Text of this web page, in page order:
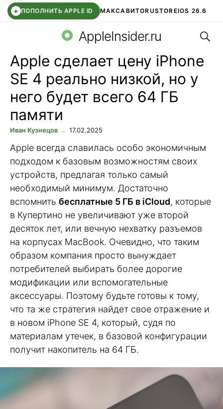
+ ПОПОЛНИТЬ APPLE ID МАКСАВИТОRUSTOREIOS 26.6
СБЕР КИДС ВТБ ОНЛАЙН ЧАТ В ROBLOX
AppleInsider.ru
Apple сделает цену iPhone
SE 4 реально низкой, но у
него будет всего 64 ГБ
памяти
Иван Кузнецов 17.02.2025
Apple всегда славилась особо экономичным
подходом к базовым возможностям своих
устройств, предлагая только самый
необходимый минимум. Достаточно
вспомнить бесплатные 5 ГБ в iCloud, которые
в Купертино не увеличивают уже второй
десяток лет, или вечную нехватку разъемов
на корпусах MacBook. Очевидно, что таким
образом компания просто вынуждает
потребителей выбирать более дорогие
модификации или вспомогательные
аксессуары. Поэтому будьте готовы к тому,
что та же стратегия найдет свое отражение и
в новом iPhone SE 4, который, судя по
материалам утечек, в базовой конфигурации
получит накопитель на 64 ГБ.